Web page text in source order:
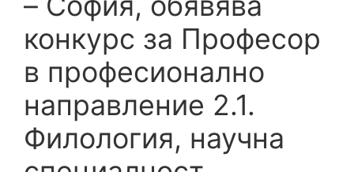
конкурс за Професор
в професионално
направление 2.1.
Филология, научна